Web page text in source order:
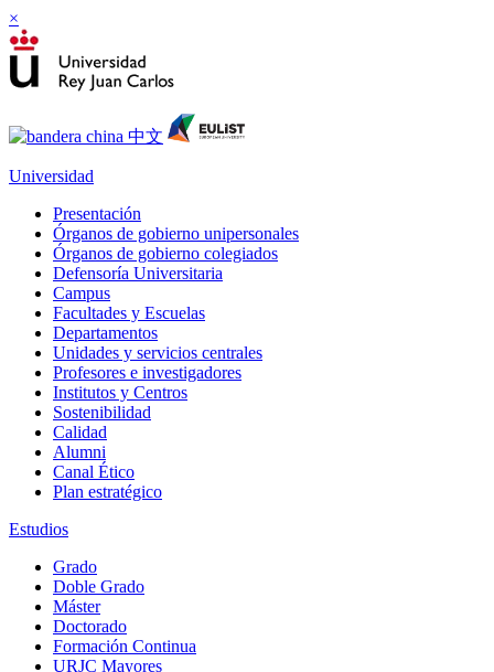
×
Universidad
Presentación
Órganos de gobierno unipersonales
Órganos de gobierno colegiados
Defensoría Universitaria
Campus
Facultades y Escuelas
Departamentos
Unidades y servicios centrales
Profesores e investigadores
Institutos y Centros
Sostenibilidad
Calidad
Alumni
Canal Ético
Plan estratégico
Estudios
Grado
Doble Grado
Máster
Doctorado
Formación Continua
URJC Mayores